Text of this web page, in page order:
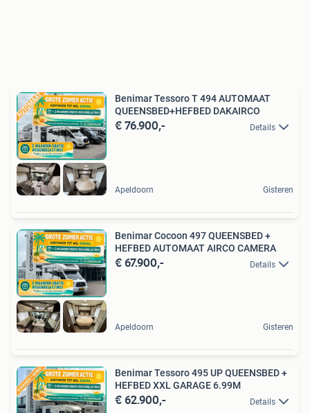
Benimar Tessoro T 494 AUTOMAAT
QUEENSBED+HEFBED DAKAIRCO
€ 76.900,- Details
Apeldoorn Gisteren
Benimar Cocoon 497 QUEENSBED +
HEFBED AUTOMAAT AIRCO CAMERA
€ 67.900,- Details
Apeldoorn Gisteren
Benimar Tessoro 495 UP QUEENSBED +
HEFBED XXL GARAGE 6.99M
€ 62.900,- Details